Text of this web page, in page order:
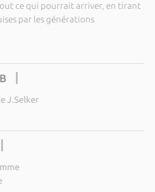
ce qui pourrait arriver, en tirant
par les générations
J.Selker